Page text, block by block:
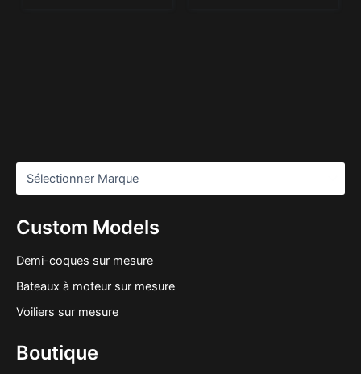
Custom Models
Demi-coques sur mesure
Bateaux à moteur sur mesure
Voiliers sur mesure
Boutique